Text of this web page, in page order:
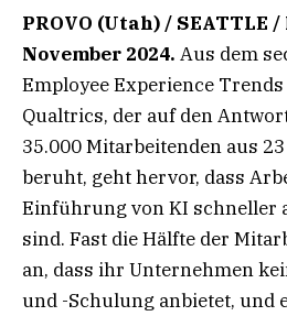
PROVO (Utah) / SEATTLE /
November 2024. Aus dem
Employee Experience
Qualtrics, der auf den
35.000 Mitarbeitenden aus
beruht, geht hervor, dass
Einführung von KI schneller
sind. Fast die Hälfte der
an, dass ihr Unternehmen
und -Schulung anbietet, und